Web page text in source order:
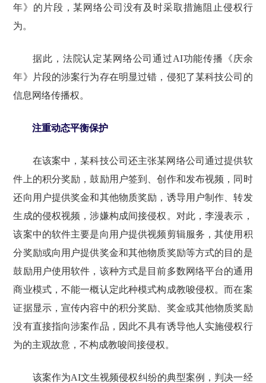
年》的片段，某网络公司没有及时采取措施阻止侵权行
为。
据此，法院认定某网络公司通过AI功能传播《庆余
年》片段的涉案行为存在明显过错，侵犯了某科技公司的
信息网络传播权。
注重动态平衡保护
在该案中，某科技公司还主张某网络公司通过提供软
件上的积分奖励，鼓励用户签到、创作和发布视频，同时
还向用户提供奖金和其他物质奖励，诱导用户制作、转发
生成的侵权视频，涉嫌构成间接侵权。对此，李漫表示，
该案中的软件主要是向用户提供视频剪辑服务，其使用积
分奖励或向用户提供奖金和其他物质奖励等方式的目的是
鼓励用户使用软件，该种方式是目前多数网络平台的通用
商业模式，不能一概认定此种模式构成教唆侵权。而在案
证据显示，宣传内容中的积分奖励、奖金或其他物质奖励
没有直接指向涉案作品，因此不具有诱导他人实施侵权行
为的主观故意，不构成教唆间接侵权。
该案作为AI文生视频侵权纠纷的典型案例，判决一经